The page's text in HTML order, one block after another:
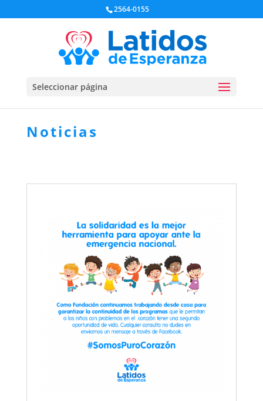
2564-0155
Seleccionar página
Noticias